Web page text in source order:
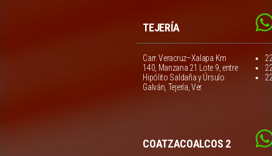
TEJERÍA
Carr. Veracruz–Xalapa Km
140, Manzana 21 Lote 9, entre
Hipólito Saldaña y Úrsulo
Galván, Tejería, Ver.
COATZACOALCOS 2